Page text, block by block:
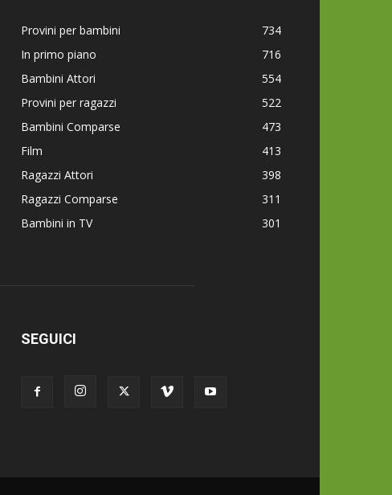
Provini per bambini
734
In primo piano
716
Bambini Attori
554
Provini per ragazzi
522
Bambini Comparse
473
Film
413
Ragazzi Attori
398
Ragazzi Comparse
311
Bambini in TV
301
SEGUICI